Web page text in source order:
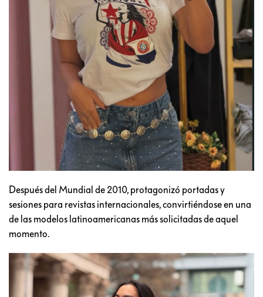
Después del Mundial de 2010, protagonizó portadas y
sesiones para revistas internacionales, convirtiéndose en una
de las modelos latinoamericanas más solicitadas de aquel
momento.